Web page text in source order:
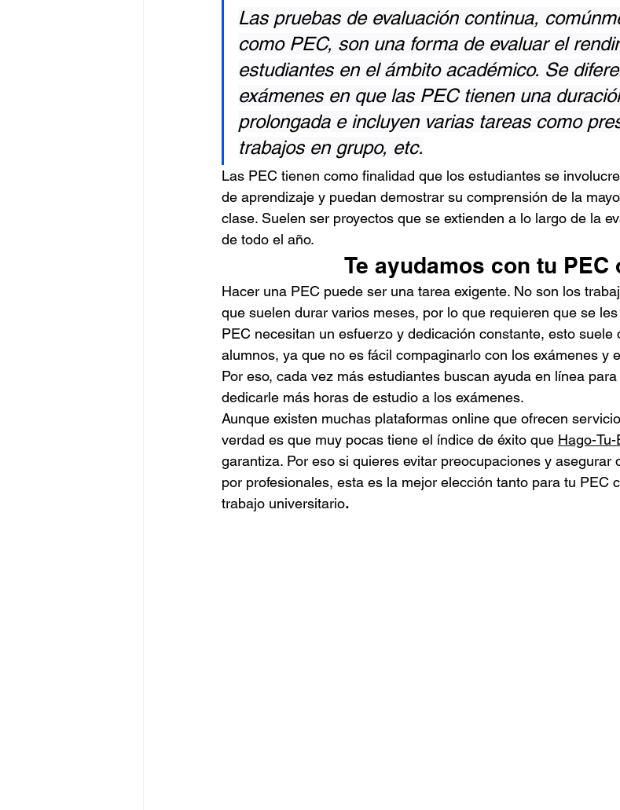
Las pruebas de evaluación continua,
como PEC, son una forma de evaluar el
estudiantes en el ámbito académico. Se
exámenes en que las PEC tienen una
prolongada e incluyen varias tareas como
trabajos en grupo, etc.
Las PEC tienen como finalidad que los estudiantes se
de aprendizaje y puedan demostrar su comprensión de la
clase. Suelen ser proyectos que se extienden a lo largo de la
de todo el año.
Te ayudamos con tu PEC
Hacer una PEC puede ser una tarea exigente. No son los
que suelen durar varios meses, por lo que requieren que se
PEC necesitan un esfuerzo y dedicación constante, esto suele
alumnos, ya que no es fácil compaginarlo con los exámenes y
Por eso, cada vez más estudiantes buscan ayuda en línea
dedicarle más horas de estudio a los exámenes.
Aunque existen muchas plataformas online que ofrecen
verdad es que muy pocas tiene el índice de éxito que Hago-
garantiza. Por eso si quieres evitar preocupaciones y asegurar
por profesionales, esta es la mejor elección tanto para tu PEC
trabajo universitario.